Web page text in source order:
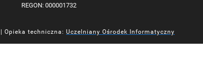
REGON: 000001732
Opieka techniczna: Uczelniany Ośrodek Informatyczny